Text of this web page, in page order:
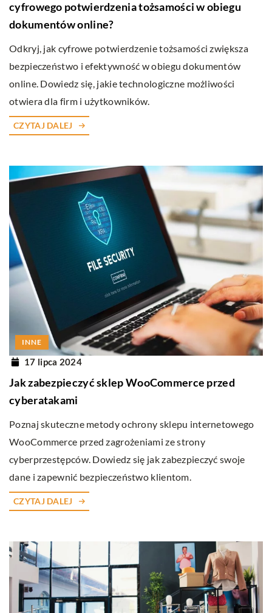
cyfrowego potwierdzenia tożsamości w obiegu
dokumentów online?
Odkryj, jak cyfrowe potwierdzenie tożsamości zwiększa
bezpieczeństwo i efektywność w obiegu dokumentów
online. Dowiedz się, jakie technologiczne możliwości
otwiera dla firm i użytkowników.
CZYTAJ DALEJ
INNE
17 lipca 2024
Jak zabezpieczyć sklep WooCommerce przed
cyberatakami
Poznaj skuteczne metody ochrony sklepu internetowego
WooCommerce przed zagrożeniami ze strony
cyberprzestępców. Dowiedz się jak zabezpieczyć swoje
dane i zapewnić bezpieczeństwo klientom.
CZYTAJ DALEJ